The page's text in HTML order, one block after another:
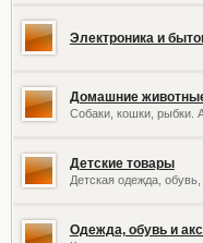
Электроника и
Домашние
Собаки, кошки, рыбки.
Детские товары
Детская одежда,
Одежда, обувь и